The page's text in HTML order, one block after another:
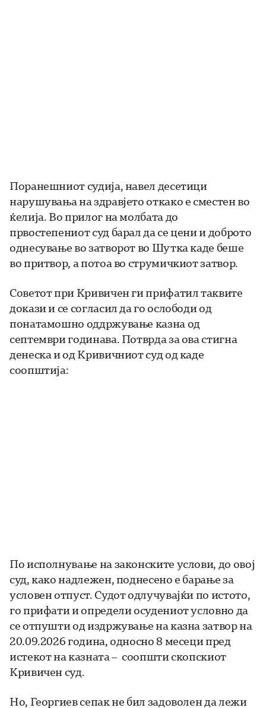
Поранешниот судија, навел десетици
нарушувања на здравјето откако е сместен во
ќелија. Во прилог на молбата до
првостепениот суд барал да се цени и доброто
однесување во затворот во Шутка каде беше
во притвор, а потоа во струмичкиот затвор.
Советот при Кривичен ги прифатил таквите
докази и се согласил да го ослободи од
понатамошно оддржување казна од
септември годинава. Потврда за ова стигна
денеска и од Кривичниот суд од каде
соопштија:
По исполнување на законските услови, до овој
суд, како надлежен, поднесено е барање за
условен отпуст. Судот одлучувајќи по истото,
го прифати и определи осудениот условно да
се отпушти од издржување на казна затвор на
20.09.2026 година, односно 8 месеци пред
истекот на казната – соопшти скопскиот
Кривичен суд.
Но, Георгиев сепак не бил задоволен да лежи